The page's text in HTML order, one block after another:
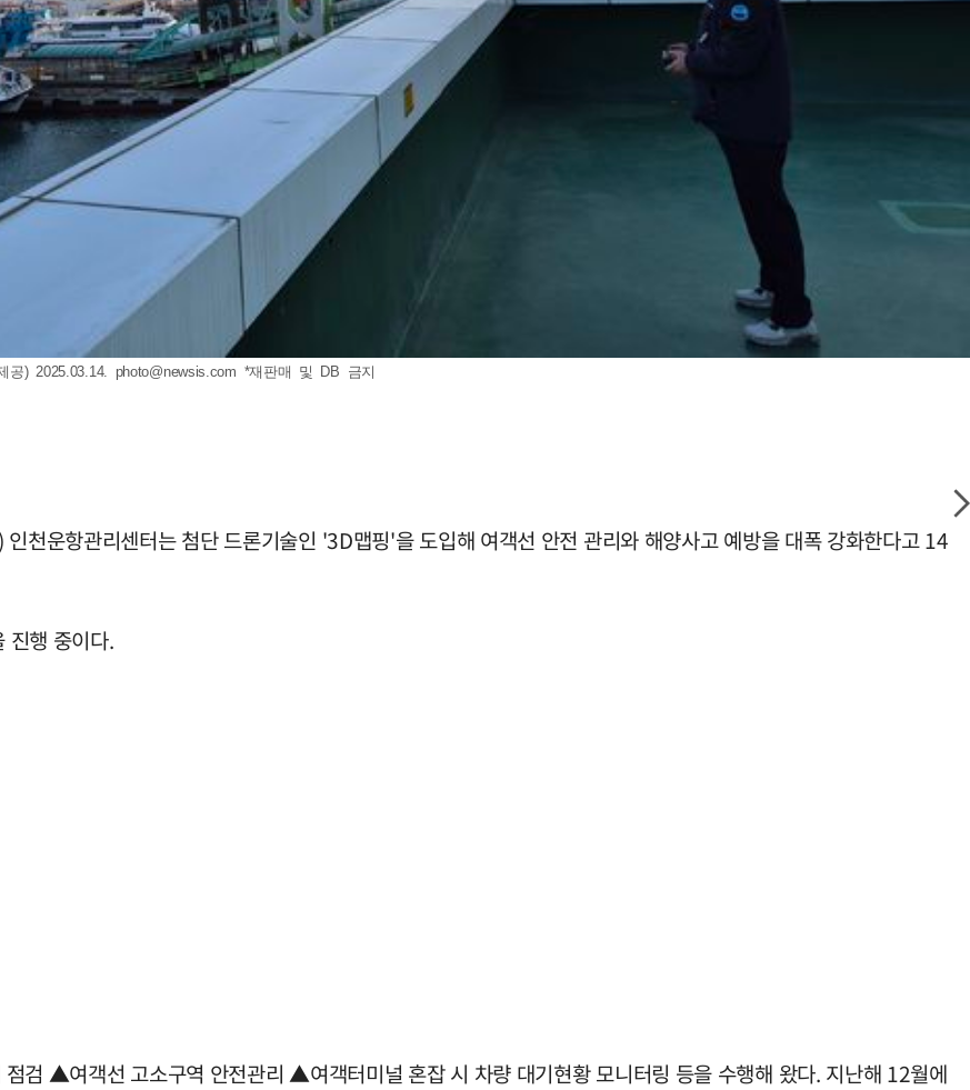
공) 2025.03.14. photo@newsis.com *재판매 및 DB 금지
천운항관리센터는 첨단 드론기술인 '3D맵핑'을 도입해 여객선 안전 관리와 해양사고 예방을 대폭 강화한다고 14
진행 중이다.
검 ▲여객선 고소구역 안전관리 ▲여객터미널 혼잡 시 차량 대기현황 모니터링 등을 수행해 왔다. 지난해 12월에